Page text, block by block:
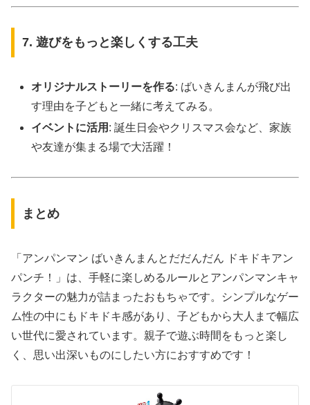
7. 遊びをもっと楽しくする工夫
オリジナルストーリーを作る: ばいきんまんが飛び出
す理由を子どもと一緒に考えてみる。
イベントに活用 : 誕生日会やクリスマス会など、家族
や友達が集まる場で大活躍！
まとめ
「アンパンマン ばいきんまんとだだんだん ドキドキアン
パンチ！」は、手軽に楽しめるルールとアンパンマンキャ
ラクターの魅力が詰まったおもちゃです。シンプルなゲー
ム性の中にもドキドキ感があり、子どもから大人まで幅広
い世代に愛されています。親子で遊ぶ時間をもっと楽し
く、思い出深いものにしたい方におすすめです！